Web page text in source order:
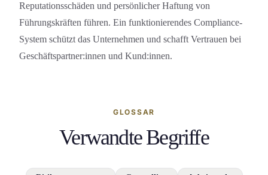
Reputations­schäden und persönlicher Haftung von
Führungs­kräften führen. Ein funktion­ierendes Compliance-
System schützt das Unternehmen und schafft Vertrauen bei
Geschäftspartner:innen und Kund:innen.
GLOSSAR
Verwandte Begriffe